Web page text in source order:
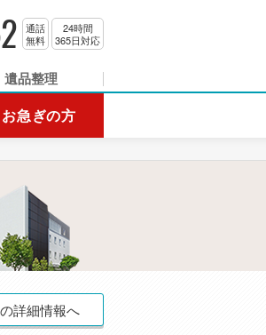
通話
無料
24時間
365日対応
遺品整理
お急ぎの方
詳細情報へ